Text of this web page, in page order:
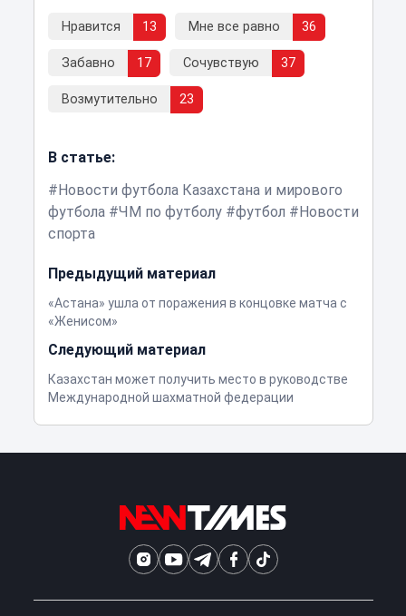
Нравится 13 Мне все равно 36
Забавно 17 Сочувствую 37
Возмутительно 23
В статье:
Новости футбола Казахстана и мирового
футбола
ЧМ по футболу футбол
Новости
спорта
Предыдущий материал
«Астана» ушла от поражения в концовке матча с
«Женисом»
Следующий материал
Казахстан может получить место в руководстве
Международной шахматной федерации